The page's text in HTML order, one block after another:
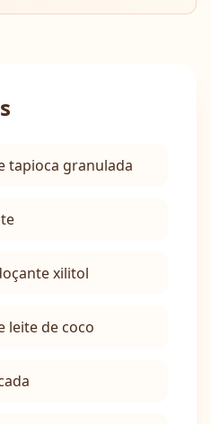
tapioca granulada
xilitol
leite de coco